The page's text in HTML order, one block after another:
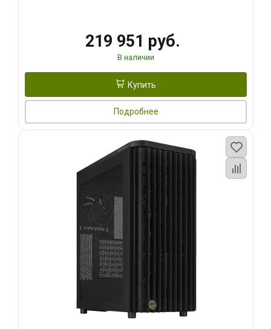
219 951 руб.
В наличии
Купить
Подробнее